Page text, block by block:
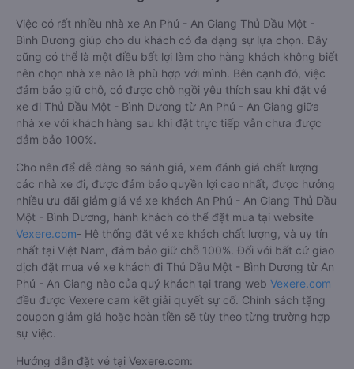
Việc có rất nhiều nhà xe An Phú - An Giang Thủ Dầu Một -
Bình Dương giúp cho du khách có đa dạng sự lựa chọn. Đây
cũng có thể là một điều bất lợi làm cho hàng khách không biết
nên chọn nhà xe nào là phù hợp với mình. Bên cạnh đó, việc
đảm bảo giữ chỗ, có được chỗ ngồi yêu thích sau khi đặt vé
xe đi Thủ Dầu Một - Bình Dương từ An Phú - An Giang giữa
nhà xe với khách hàng sau khi đặt trực tiếp vẫn chưa được
đảm bảo 100%.
Cho nên để dễ dàng so sánh giá, xem đánh giá chất lượng
các nhà xe đi, được đảm bảo quyền lợi cao nhất, được hưởng
nhiều ưu đãi giảm giá vé xe khách An Phú - An Giang Thủ Dầu
Một - Bình Dương, hành khách có thể đặt mua tại website
Vexere.com- Hệ thống đặt vé xe khách chất lượng, và uy tín
nhất tại Việt Nam, đảm bảo giữ chỗ 100%. Đối với bất cứ giao
dịch đặt mua vé xe khách đi Thủ Dầu Một - Bình Dương từ An
Phú - An Giang nào của quý khách tại trang web Vexere.com
đều được Vexere cam kết giải quyết sự cố. Chính sách tặng
coupon giảm giá hoặc hoàn tiền sẽ tùy theo từng trường hợp
sự việc.
Hướng dẫn đặt vé tại Vexere.com: